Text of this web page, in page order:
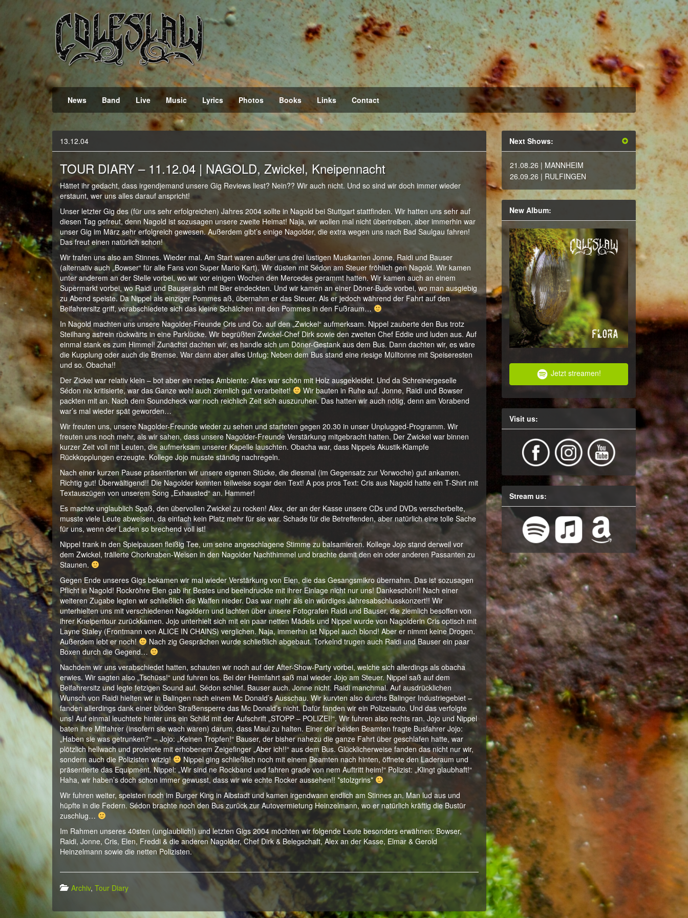
Coleslaw
Official Webpage
News Band Live Music Lyrics Photos Books Links Contact
13.12.04
TOUR DIARY – 11.12.04 | NAGOLD, Zwickel, Kneipennacht
Hättet ihr gedacht, dass irgendjemand unsere Gig Reviews liest? Nein?? Wir auch nicht. Und so sind wir doch immer wieder
erstaunt, wer uns alles darauf anspricht!
Unser letzter Gig des (für uns sehr erfolgreichen) Jahres 2004 sollte in Nagold bei Stuttgart stattfinden. Wir hatten uns sehr auf
diesen Tag gefreut, denn Nagold ist sozusagen unsere zweite Heimat! Naja, wir wollen mal nicht übertreiben, aber immerhin war
unser Gig im März sehr erfolgreich gewesen. Außerdem gibt’s einige Nagolder, die extra wegen uns nach Bad Saulgau fahren!
Das freut einen natürlich schon!
Wir trafen uns also am Stinnes. Wieder mal. Am Start waren außer uns drei lustigen Musikanten Jonne, Raidi und Bauser
(alternativ auch „Bowser“ für alle Fans von Super Mario Kart). Wir düsten mit Sédon am Steuer fröhlich gen Nagold. Wir kamen
unter anderem an der Stelle vorbei, wo wir vor einigen Wochen den Mercedes gerammt hatten. Wir kamen auch an einem
Supermarkt vorbei, wo Raidi und Bauser sich mit Bier eindeckten. Und wir kamen an einer Döner-Bude vorbei, wo man ausgiebig
zu Abend speiste. Da Nippel als einziger Pommes aß, übernahm er das Steuer. Als er jedoch während der Fahrt auf den
Beifahrersitz griff, verabschiedete sich das kleine Schälchen mit den Pommes in den Fußraum…
In Nagold machten uns unsere Nagolder-Freunde Cris und Co. auf den „Zwickel“ aufmerksam. Nippel zauberte den Bus trotz
Steilhang astrein rückwärts in eine Parklücke. Wir begrüßten Zwickel-Chef Dirk sowie den zweiten Chef Eddie und luden aus. Auf
einmal stank es zum Himmel! Zunächst dachten wir, es handle sich um Döner-Gestank aus dem Bus. Dann dachten wir, es wäre
die Kupplung oder auch die Bremse. War dann aber alles Unfug: Neben dem Bus stand eine riesige Mülltonne mit Speiseresten
und so. Obacha!!
Der Zickel war relativ klein – bot aber ein nettes Ambiente: Alles war schön mit Holz ausgekleidet. Und da Schreinergeselle
Sédon nix kritisierte, war das Ganze wohl auch ziemlich gut verarbeitet!
Wir bauten in Ruhe auf. Jonne, Raidi und Bowser
packten mit an. Nach dem Soundcheck war noch reichlich Zeit sich auszuruhen. Das hatten wir auch nötig, denn am Vorabend
war’s mal wieder spät geworden…
Wir freuten uns, unsere Nagolder-Freunde wieder zu sehen und starteten gegen 20.30 in unser Unplugged-Programm. Wir
freuten uns noch mehr, als wir sahen, dass unsere Nagolder-Freunde Verstärkung mitgebracht hatten. Der Zwickel war binnen
kurzer Zeit voll mit Leuten, die aufmerksam unserer Kapelle lauschten. Obacha war, dass Nippels Akustik-Klampfe
Rückkopplungen erzeugte. Kollege Jojo musste ständig nachregeln.
Nach einer kurzen Pause präsentierten wir unsere eigenen Stücke, die diesmal (im Gegensatz zur Vorwoche) gut ankamen.
Richtig gut! Überwältigend!! Die Nagolder konnten teilweise sogar den Text! A pos pros Text: Cris aus Nagold hatte ein T-Shirt mit
Textauszügen von unserem Song „Exhausted“ an. Hammer!
Es machte unglaublich Spaß, den übervollen Zwickel zu rocken! Alex, der an der Kasse unsere CDs und DVDs verscherbelte,
musste viele Leute abweisen, da einfach kein Platz mehr für sie war. Schade für die Betreffenden, aber natürlich eine tolle Sache
für uns, wenn der Laden so brechend voll ist!
Nippel trank in den Spielpausen fleißig Tee, um seine angeschlagene Stimme zu balsamieren. Kollege Jojo stand derweil vor
dem Zwickel, trällerte Chorknaben-Weisen in den Nagolder Nachthimmel und brachte damit den ein oder anderen Passanten zu
Staunen.
Gegen Ende unseres Gigs bekamen wir mal wieder Verstärkung von Elen, die das Gesangsmikro übernahm. Das ist sozusagen
Pflicht in Nagold! Rockröhre Elen gab ihr Bestes und beeindruckte mit ihrer Einlage nicht nur uns! Dankeschön!! Nach einer
weiteren Zugabe legten wir schließlich die Waffen nieder. Das war mehr als ein würdiges Jahresabschlusskonzert!! Wir
unterhielten uns mit verschiedenen Nagoldern und lachten über unsere Fotografen Raidi und Bauser, die ziemlich besoffen von
ihrer Kneipentour zurückkamen. Jojo unterhielt sich mit ein paar netten Mädels und Nippel wurde von Nagolderin Cris optisch mit
Layne Staley (Frontmann von ALICE IN CHAINS) verglichen. Naja, immerhin ist Nippel auch blond! Aber er nimmt keine Drogen.
Außerdem lebt er noch!
Nach zig Gesprächen wurde schließlich abgebaut. Torkelnd trugen auch Raidi und Bauser ein paar
Boxen durch die Gegend…
Nachdem wir uns verabschiedet hatten, schauten wir noch auf der After-Show-Party vorbei, welche sich allerdings als obacha
erwies. Wir sagten also „Tschüss!“ und fuhren los. Bei der Heimfahrt saß mal wieder Jojo am Steuer. Nippel saß auf dem
Beifahrersitz und legte fetzigen Sound auf. Sédon schlief. Bauser auch. Jonne nicht. Raidi manchmal. Auf ausdrücklichen
Wunsch von Raidi hielten wir in Balingen nach einem Mc Donald’s Ausschau. Wir kurvten also durchs Balinger Industriegebiet –
fanden allerdings dank einer blöden Straßensperre das Mc Donald’s nicht. Dafür fanden wir ein Polizeiauto. Und das verfolgte
uns! Auf einmal leuchtete hinter uns ein Schild mit der Aufschrift „STOPP – POLIZEI!“. Wir fuhren also rechts ran. Jojo und Nippel
baten ihre Mitfahrer (insofern sie wach waren) darum, dass Maul zu halten. Einer der beiden Beamten fragte Busfahrer Jojo:
„Haben sie was getrunken?“ – Jojo: „Keinen Tropfen!“ Bauser, der bisher nahezu die ganze Fahrt über geschlafen hatte, war
plötzlich hellwach und proletete mit erhobenem Zeigefinger „Aber ich!!“ aus dem Bus. Glücklicherweise fanden das nicht nur wir,
sondern auch die Polizisten witzig!
Nippel ging schließlich noch mit einem Beamten nach hinten, öffnete den Laderaum und
präsentierte das Equipment. Nippel: „Wir sind ne Rockband und fahren grade von nem Auftritt heim!“ Polizist: „Klingt glaubhaft!“
Haha, wir haben’s doch schon immer gewusst, dass wir wie echte Rocker aussehen!! *stolzgrins*
Wir fuhren weiter, speisten noch im Burger King in Albstadt und kamen irgendwann endlich am Stinnes an. Man lud aus und
hüpfte in die Federn. Sédon brachte noch den Bus zurück zur Autovermietung Heinzelmann, wo er natürlich kräftig die Bustür
zuschlug…
Im Rahmen unseres 40sten (unglaublich!) und letzten Gigs 2004 möchten wir folgende Leute besonders erwähnen: Bowser,
Raidi, Jonne, Cris, Elen, Freddi & die anderen Nagolder, Chef Dirk & Belegschaft, Alex an der Kasse, Elmar & Gerold
Heinzelmann sowie die netten Polizisten.
Archiv, Tour Diary
Next Shows:
21.08.26 | MANNHEIM
26.09.26 | RULFINGEN
New Album:
Jetzt streamen!
Visit us:
Stream us: